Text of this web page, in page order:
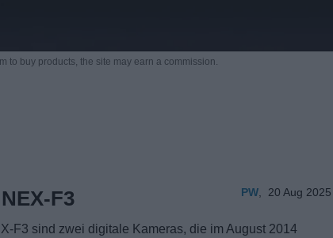
to buy products, the site may earn a commission.
PW 20 Aug 2025
F3
F3 sind zwei digitale Kameras, die im August 2014